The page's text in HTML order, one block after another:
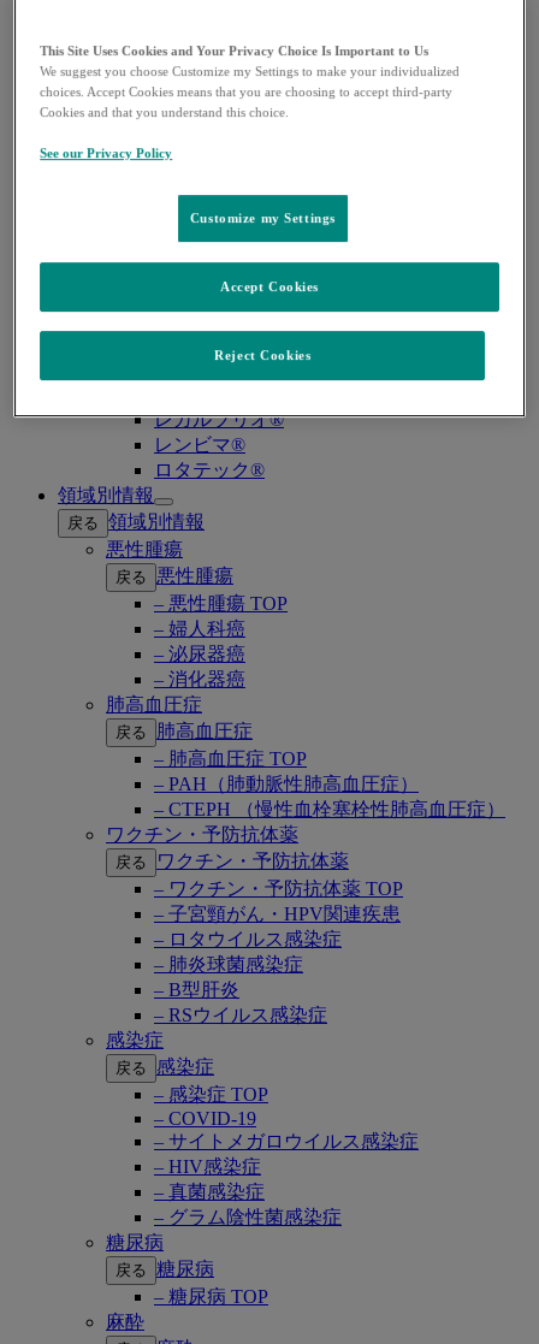
ニューモバックス®NP
ノクサフィル®
ハ・マ・ラ行
バクニュバンス®（小児）
バクニュバンス®（成人）
ピフェルトロ®
ブリディオン®
プレバイミス®同種造血幹細胞移植
プレバイミス®臓器移植
ヘプタバックス®-Ⅱ
リベルサス®
レカルブリオ®
レンビマ®
ロタテック®
領域別情報
Open
submenu
戻る 領域別情報
悪性腫瘍
戻る
悪性腫瘍
– 悪性腫瘍 TOP
– 婦人科癌
– 泌尿器癌
– 消化器癌
肺高血圧症
戻る
肺高血圧症
– 肺高血圧症 TOP
– PAH（肺動脈性肺高血圧症）
– CTEPH （慢性血栓塞栓性肺高血圧症）
ワクチン・予防抗体薬
戻る
ワクチン・予防抗体薬
– ワクチン・予防抗体薬 TOP
– 子宮頸がん・HPV関連疾患
– ロタウイルス感染症
– 肺炎球菌感染症
– B型肝炎
– RSウイルス感染症
感染症
戻る
感染症
– 感染症 TOP
– COVID-19
– サイトメガロウイルス感染症
– HIV感染症
– 真菌感染症
– グラム陰性菌感染症
糖尿病
戻る 糖尿病
– 糖尿病 TOP
麻酔
This Site Uses Cookies and Your Privacy Choice Is Important to Us
We suggest you choose Customize my Settings to make your individualized
choices. Accept Cookies means that you are choosing to accept third-party
Cookies and that you understand this choice.
See our Privacy Policy
Customize my Settings
Reject Cookies
Accept Cookies